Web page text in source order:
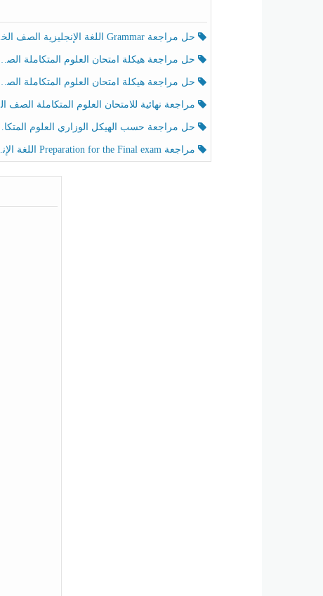
حل مراجعة Grammar اللغة الإنجليزية الصف الخامس الفصل الثالث
حل مراجعة هيكلة امتحان العلوم المتكاملة الصف الخامس انسبير الفصل الثالث
حل مراجعة هيكلة امتحان العلوم المتكاملة الصف الخامس عام الفصل الثالث
مراجعة نهائية للامتحان العلوم المتكاملة الصف الخامس انسبير الفصل الثالث
حل مراجعة حسب الهيكل الوزاري العلوم المتكاملة الصف الخامس عام الفصل الثالث
مراجعة Preparation for the Final exam اللغة الإنجليزية الصف الرابع الفصل الثالث